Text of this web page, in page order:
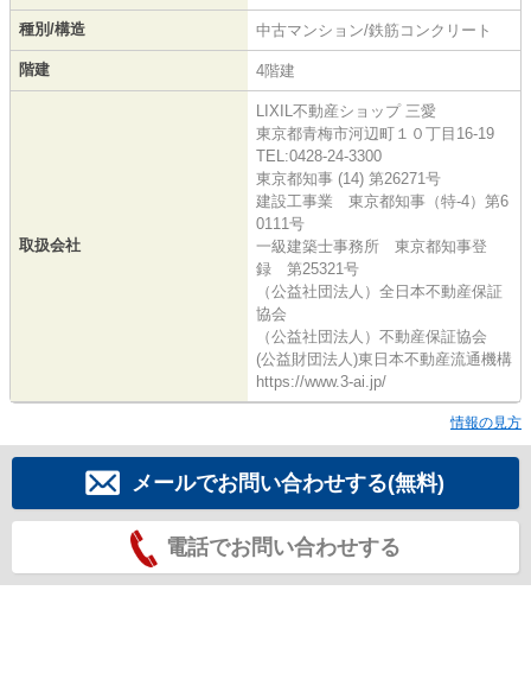
種別/構造 中古マンション/鉄筋コンクリート
階建 4階建
取扱会社
LIXIL不動産ショップ 三愛
東京都青梅市河辺町１０丁目16-19
TEL:0428-24-3300
東京都知事 (14) 第26271号
建設工事業 東京都知事（特-4）第6
0111号
一級建築士事務所 東京都知事登
録 第25321号
（公益社団法人）全日本不動産保証
協会
（公益社団法人）不動産保証協会
(公益財団法人)東日本不動産流通機構
https://www.3-ai.jp/
情報の見方
メールでお問い合わせする(無料)
電話でお問い合わせする